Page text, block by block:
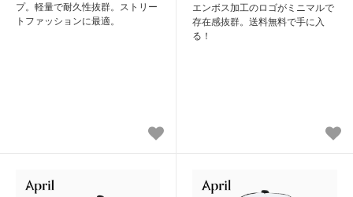
プ。軽量で耐久性抜群。ストリー
トファッションに最適。
エンボス加工のロゴがミニマルで
存在感抜群。送料無料で手に入
る！